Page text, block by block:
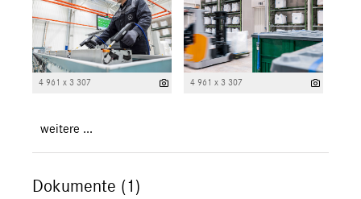
4 961 x 3 307 4 961 x 3 307
weitere ...
Dokumente (1)